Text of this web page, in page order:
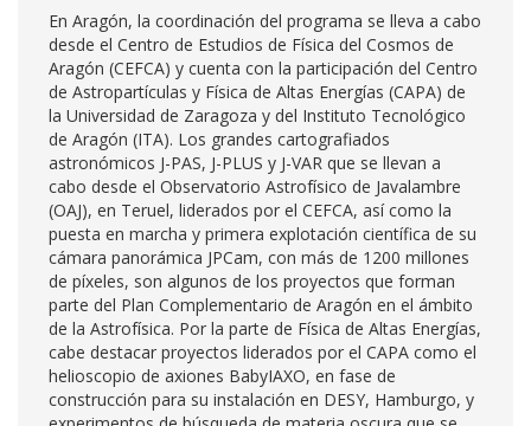
En Aragón, la coordinación del programa se lleva a cabo
desde el Centro de Estudios de Física del Cosmos de
Aragón (CEFCA) y cuenta con la participación del Centro
de Astropartículas y Física de Altas Energías (CAPA) de
la Universidad de Zaragoza y del Instituto Tecnológico
de Aragón (ITA). Los grandes cartografiados
astronómicos J-PAS, J-PLUS y J-VAR que se llevan a
cabo desde el Observatorio Astrofísico de Javalambre
(OAJ), en Teruel, liderados por el CEFCA, así como la
puesta en marcha y primera explotación científica de su
cámara panorámica JPCam, con más de 1200 millones
de píxeles, son algunos de los proyectos que forman
parte del Plan Complementario de Aragón en el ámbito
de la Astrofísica. Por la parte de Física de Altas Energías,
cabe destacar proyectos liderados por el CAPA como el
helioscopio de axiones BabyIAXO, en fase de
construcción para su instalación en DESY, Hamburgo, y